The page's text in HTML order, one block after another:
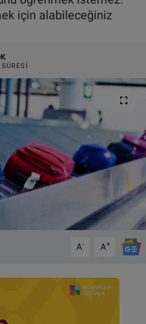
için alabileceğiniz
A- A+